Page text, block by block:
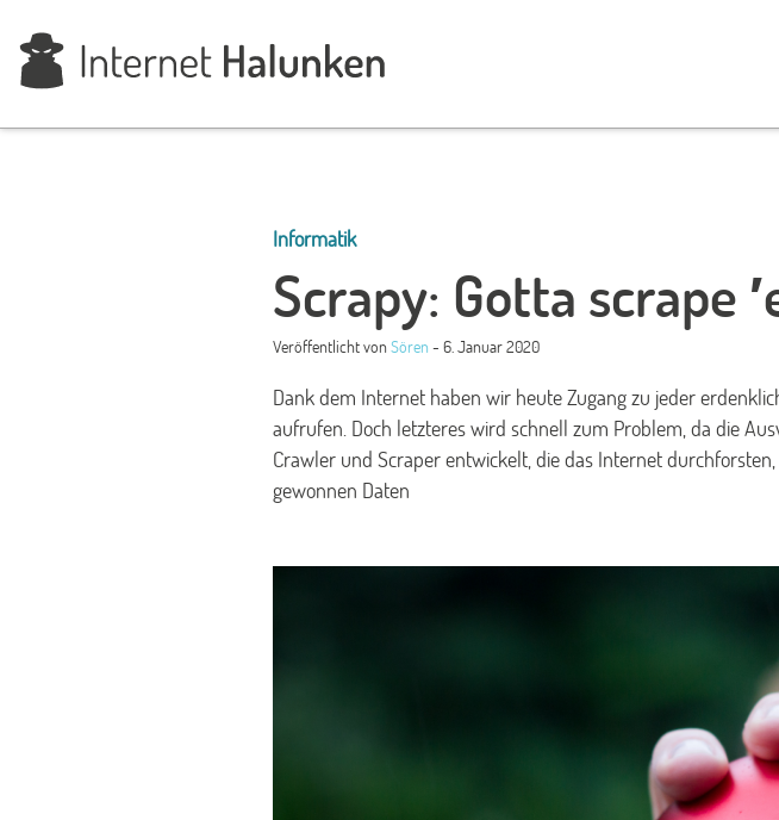
Informatik
Scrapy: Gotta scrape
Veröffentlicht vonSören - 6. Januar 2020
Dank dem Internet haben wir heute Zugang zu jeder
aufrufen. Doch letzteres wird schnell zum Problem, da die
Crawler und Scraper entwickelt, die das Internet
gewonnen Daten